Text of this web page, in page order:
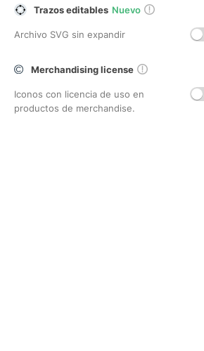
Trazos editables Nuevo
Archivo SVG sin expandir
Merchandising license
Iconos con licencia de uso en
productos de merchandise.